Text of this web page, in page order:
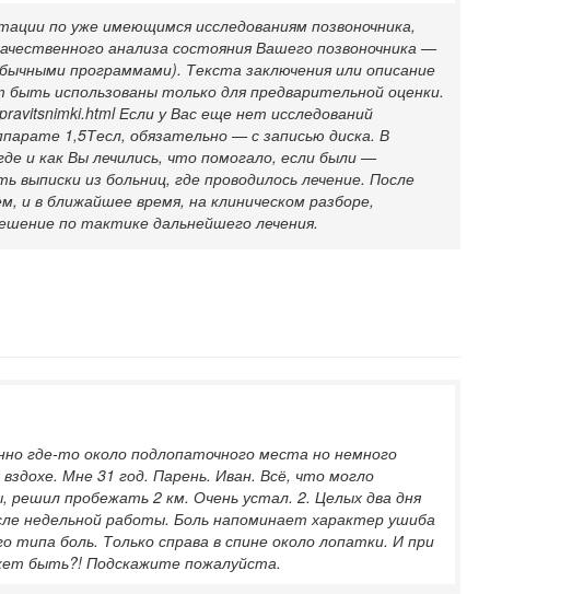
по уже имеющимся исследованиям позвоночника,
анализа состояния Вашего позвоночника —
программами). Текста заключения или описание
использованы только для предварительной оценки.
Если у Вас еще нет исследований
1,5Тесл, обязательно — с записью диска. В
и как Вы лечились, что помогало, если были —
из больниц, где проводилось лечение. После
и в ближайшее время, на клиническом разборе,
по тактике дальнейшего лечения.
где-то около подлопаточного места но немного
Мне 31 год. Парень. Иван. Всё, что могло
решил пробежать 2 км. Очень устал. 2. Целых два дня
недельной работы. Боль напоминает характер ушиба
боль. Только справа в спине около лопатки. И при
быть?! Подскажите пожалуйста.